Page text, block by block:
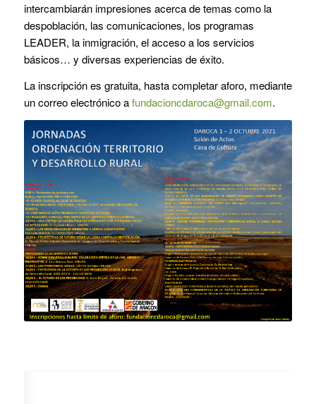
intercambiarán impresiones acerca de temas como la
despoblación, las comunicaciones, los programas
LEADER, la inmigración, el acceso a los servicios
básicos… y diversas experiencias de éxito.
La inscripción es gratuita, hasta completar aforo, mediante
un correo electrónico afundacioncdaroca@gmail.com.